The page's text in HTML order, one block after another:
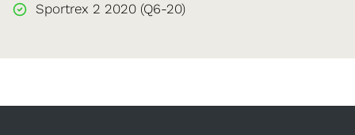
Sportrex 2 2020 (Q6-20)